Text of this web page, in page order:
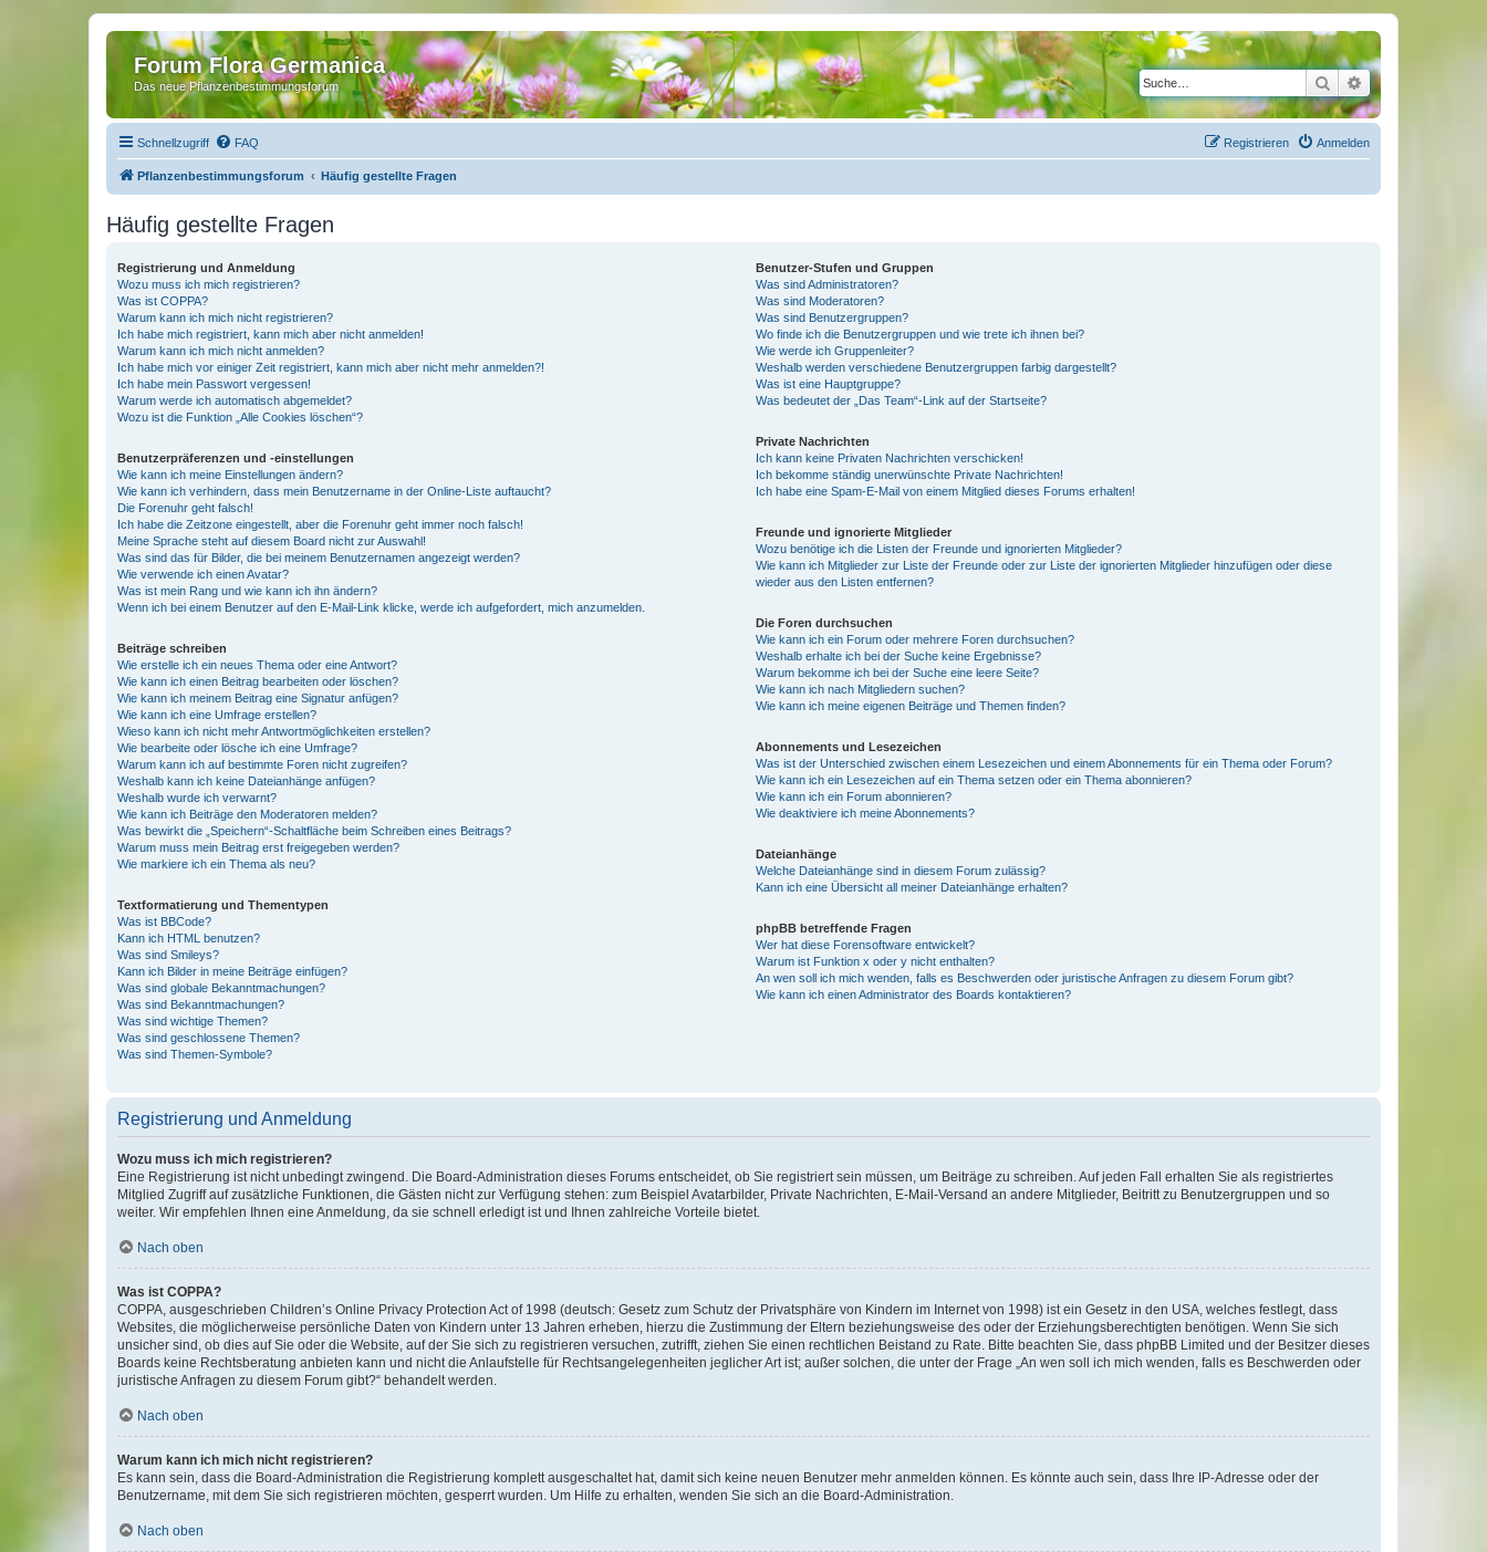
Forum Flora Germanica
Das neue Pflanzenbestimmungsforum SucheErweiterte Suche
Schnellzugriff FAQ Anmelden
Registrieren
Pflanzenbestimmungsforum Häufig gestellte Fragen
Häufig gestellte Fragen
Registrierung und Anmeldung
Wozu muss ich mich registrieren?
Was ist COPPA?
Warum kann ich mich nicht registrieren?
Ich habe mich registriert, kann mich aber nicht anmelden!
Warum kann ich mich nicht anmelden?
Ich habe mich vor einiger Zeit registriert, kann mich aber nicht mehr anmelden?!
Ich habe mein Passwort vergessen!
Warum werde ich automatisch abgemeldet?
Wozu ist die Funktion „Alle Cookies löschen“?
Benutzerpräferenzen und -einstellungen
Wie kann ich meine Einstellungen ändern?
Wie kann ich verhindern, dass mein Benutzername in der Online-Liste auftaucht?
Die Forenuhr geht falsch!
Ich habe die Zeitzone eingestellt, aber die Forenuhr geht immer noch falsch!
Meine Sprache steht auf diesem Board nicht zur Auswahl!
Was sind das für Bilder, die bei meinem Benutzernamen angezeigt werden?
Wie verwende ich einen Avatar?
Was ist mein Rang und wie kann ich ihn ändern?
Wenn ich bei einem Benutzer auf den E-Mail-Link klicke, werde ich aufgefordert, mich anzumelden.
Beiträge schreiben
Wie erstelle ich ein neues Thema oder eine Antwort?
Wie kann ich einen Beitrag bearbeiten oder löschen?
Wie kann ich meinem Beitrag eine Signatur anfügen?
Wie kann ich eine Umfrage erstellen?
Wieso kann ich nicht mehr Antwortmöglichkeiten erstellen?
Wie bearbeite oder lösche ich eine Umfrage?
Warum kann ich auf bestimmte Foren nicht zugreifen?
Weshalb kann ich keine Dateianhänge anfügen?
Weshalb wurde ich verwarnt?
Wie kann ich Beiträge den Moderatoren melden?
Was bewirkt die „Speichern“-Schaltfläche beim Schreiben eines Beitrags?
Warum muss mein Beitrag erst freigegeben werden?
Wie markiere ich ein Thema als neu?
Textformatierung und Thementypen
Was ist BBCode?
Kann ich HTML benutzen?
Was sind Smileys?
Kann ich Bilder in meine Beiträge einfügen?
Was sind globale Bekanntmachungen?
Was sind Bekanntmachungen?
Was sind wichtige Themen?
Was sind geschlossene Themen?
Was sind Themen-Symbole?
Benutzer-Stufen und Gruppen
Was sind Administratoren?
Was sind Moderatoren?
Was sind Benutzergruppen?
Wo finde ich die Benutzergruppen und wie trete ich ihnen bei?
Wie werde ich Gruppenleiter?
Weshalb werden verschiedene Benutzergruppen farbig dargestellt?
Was ist eine Hauptgruppe?
Was bedeutet der „Das Team“-Link auf der Startseite?
Private Nachrichten
Ich kann keine Privaten Nachrichten verschicken!
Ich bekomme ständig unerwünschte Private Nachrichten!
Ich habe eine Spam-E-Mail von einem Mitglied dieses Forums erhalten!
Freunde und ignorierte Mitglieder
Wozu benötige ich die Listen der Freunde und ignorierten Mitglieder?
Wie kann ich Mitglieder zur Liste der Freunde oder zur Liste der ignorierten Mitglieder hinzufügen oder diese
wieder aus den Listen entfernen?
Die Foren durchsuchen
Wie kann ich ein Forum oder mehrere Foren durchsuchen?
Weshalb erhalte ich bei der Suche keine Ergebnisse?
Warum bekomme ich bei der Suche eine leere Seite?
Wie kann ich nach Mitgliedern suchen?
Wie kann ich meine eigenen Beiträge und Themen finden?
Abonnements und Lesezeichen
Was ist der Unterschied zwischen einem Lesezeichen und einem Abonnements für ein Thema oder Forum?
Wie kann ich ein Lesezeichen auf ein Thema setzen oder ein Thema abonnieren?
Wie kann ich ein Forum abonnieren?
Wie deaktiviere ich meine Abonnements?
Dateianhänge
Welche Dateianhänge sind in diesem Forum zulässig?
Kann ich eine Übersicht all meiner Dateianhänge erhalten?
phpBB betreffende Fragen
Wer hat diese Forensoftware entwickelt?
Warum ist Funktion x oder y nicht enthalten?
An wen soll ich mich wenden, falls es Beschwerden oder juristische Anfragen zu diesem Forum gibt?
Wie kann ich einen Administrator des Boards kontaktieren?
Registrierung und Anmeldung
Wozu muss ich mich registrieren?
Eine Registrierung ist nicht unbedingt zwingend. Die Board-Administration dieses Forums entscheidet, ob Sie registriert sein müssen, um Beiträge zu schreiben. Auf jeden Fall erhalten Sie als registriertes
Mitglied Zugriff auf zusätzliche Funktionen, die Gästen nicht zur Verfügung stehen: zum Beispiel Avatarbilder, Private Nachrichten, E-Mail-Versand an andere Mitglieder, Beitritt zu Benutzergruppen und so
weiter. Wir empfehlen Ihnen eine Anmeldung, da sie schnell erledigt ist und Ihnen zahlreiche Vorteile bietet.
Nach oben
Was ist COPPA?
COPPA, ausgeschrieben Children’s Online Privacy Protection Act of 1998 (deutsch: Gesetz zum Schutz der Privatsphäre von Kindern im Internet von 1998) ist ein Gesetz in den USA, welches festlegt, dass
Websites, die möglicherweise persönliche Daten von Kindern unter 13 Jahren erheben, hierzu die Zustimmung der Eltern beziehungsweise des oder der Erziehungsberechtigten benötigen. Wenn Sie sich
unsicher sind, ob dies auf Sie oder die Website, auf der Sie sich zu registrieren versuchen, zutrifft, ziehen Sie einen rechtlichen Beistand zu Rate. Bitte beachten Sie, dass phpBB Limited und der Besitzer dieses
Boards keine Rechtsberatung anbieten kann und nicht die Anlaufstelle für Rechtsangelegenheiten jeglicher Art ist; außer solchen, die unter der Frage „An wen soll ich mich wenden, falls es Beschwerden oder
juristische Anfragen zu diesem Forum gibt?“ behandelt werden.
Nach oben
Warum kann ich mich nicht registrieren?
Es kann sein, dass die Board-Administration die Registrierung komplett ausgeschaltet hat, damit sich keine neuen Benutzer mehr anmelden können. Es könnte auch sein, dass Ihre IP-Adresse oder der
Benutzername, mit dem Sie sich registrieren möchten, gesperrt wurden. Um Hilfe zu erhalten, wenden Sie sich an die Board-Administration.
Nach oben